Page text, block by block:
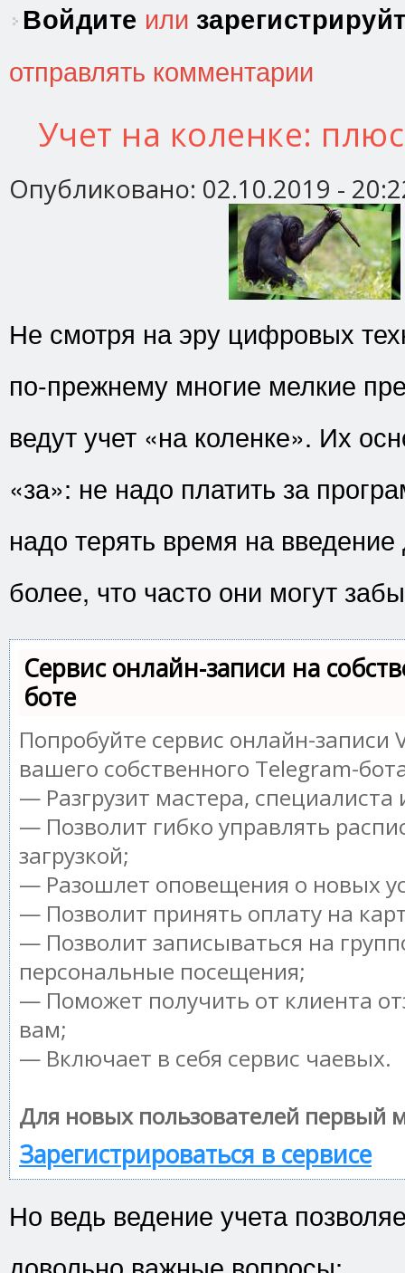
Войдите или
отправлять комментарии
Учет на коленке:
Опубликовано: 02.10.2019 -
Не смотря на эру цифровых
по-прежнему многие мелкие
ведут учет «на коленке». Их
«за»: не надо платить за
надо терять время на
более, что часто они могут
Сервис онлайн-записи на
боте
Попробуйте сервис онлайн-записи
вашего собственного Telegram-
— Разгрузит мастера,
— Позволит гибко управлять
загрузкой;
— Разошлет оповещения о новых
— Позволит принять оплату на
— Позволит записываться на
персональные посещения;
— Поможет получить от клиента
вам;
— Включает в себя сервис чаевых.
Для новых пользователей первый
Зарегистрироваться в сервисе
Но ведь ведение учета